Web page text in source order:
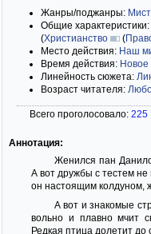
Жанры/поджанры:
Общие характеристики:
(Христианство (
Место действия: Наш
Время действия: Новое
Линейность сюжета:
Возраст читателя:
Всего проголосовало: 225
Аннотация:
Женился пан Данило
А вот дружбы с тестем не
он настоящим колдуном,
А вот и знакомые
вольно и плавно мчит
Редкая птица долетит